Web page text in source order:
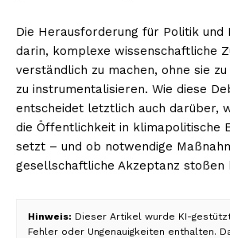
Die Herausforderung für Politik und
darin, komplexe wissenschaftliche
verständlich zu machen, ohne sie
zu instrumentalisieren. Wie diese
entscheidet letztlich auch darüber,
die Öffentlichkeit in klimapolitische
setzt – und ob notwendige
gesellschaftliche Akzeptanz stoßen
Hinweis: Dieser Artikel wurde KI-
Fehler oder Ungenauigkeiten enthalten.